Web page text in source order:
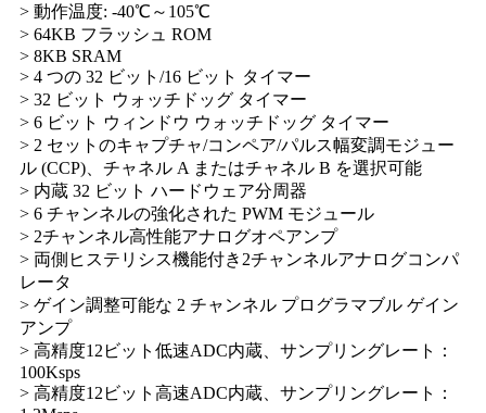
> 動作温度: -40℃～105℃
> 64KB フラッシュ ROM
> 8KB SRAM
> 4 つの 32 ビット/16 ビット タイマー
> 32 ビット ウォッチドッグ タイマー
> 6 ビ​​ット ウィンドウ ウォッチドッグ タイマー
> 2 セットのキャプチャ/コンペア/パルス幅変調モジュー
ル (CCP)、チャネル A またはチャネル B を選択可能
> 内蔵 32 ビット ハードウェア分周器
> 6 チャンネルの強化された PWM モジュール
> 2チャンネル高性能アナログオペアンプ
> 両側ヒステリシス機能付き2チャンネルアナログコンパ
レータ
> ゲイン調整可能な 2 チャンネル プログラマブル ゲイン
アンプ
> 高精度12ビット低速ADC内蔵、サンプリングレート：
100Ksps
> 高精度12ビット高速ADC内蔵、サンプリングレート：